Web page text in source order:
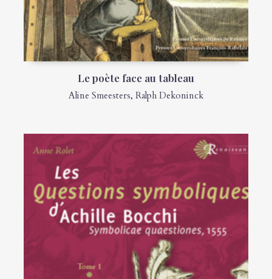
Le poète face au tableau
Aline Smeesters, Ralph Dekoninck